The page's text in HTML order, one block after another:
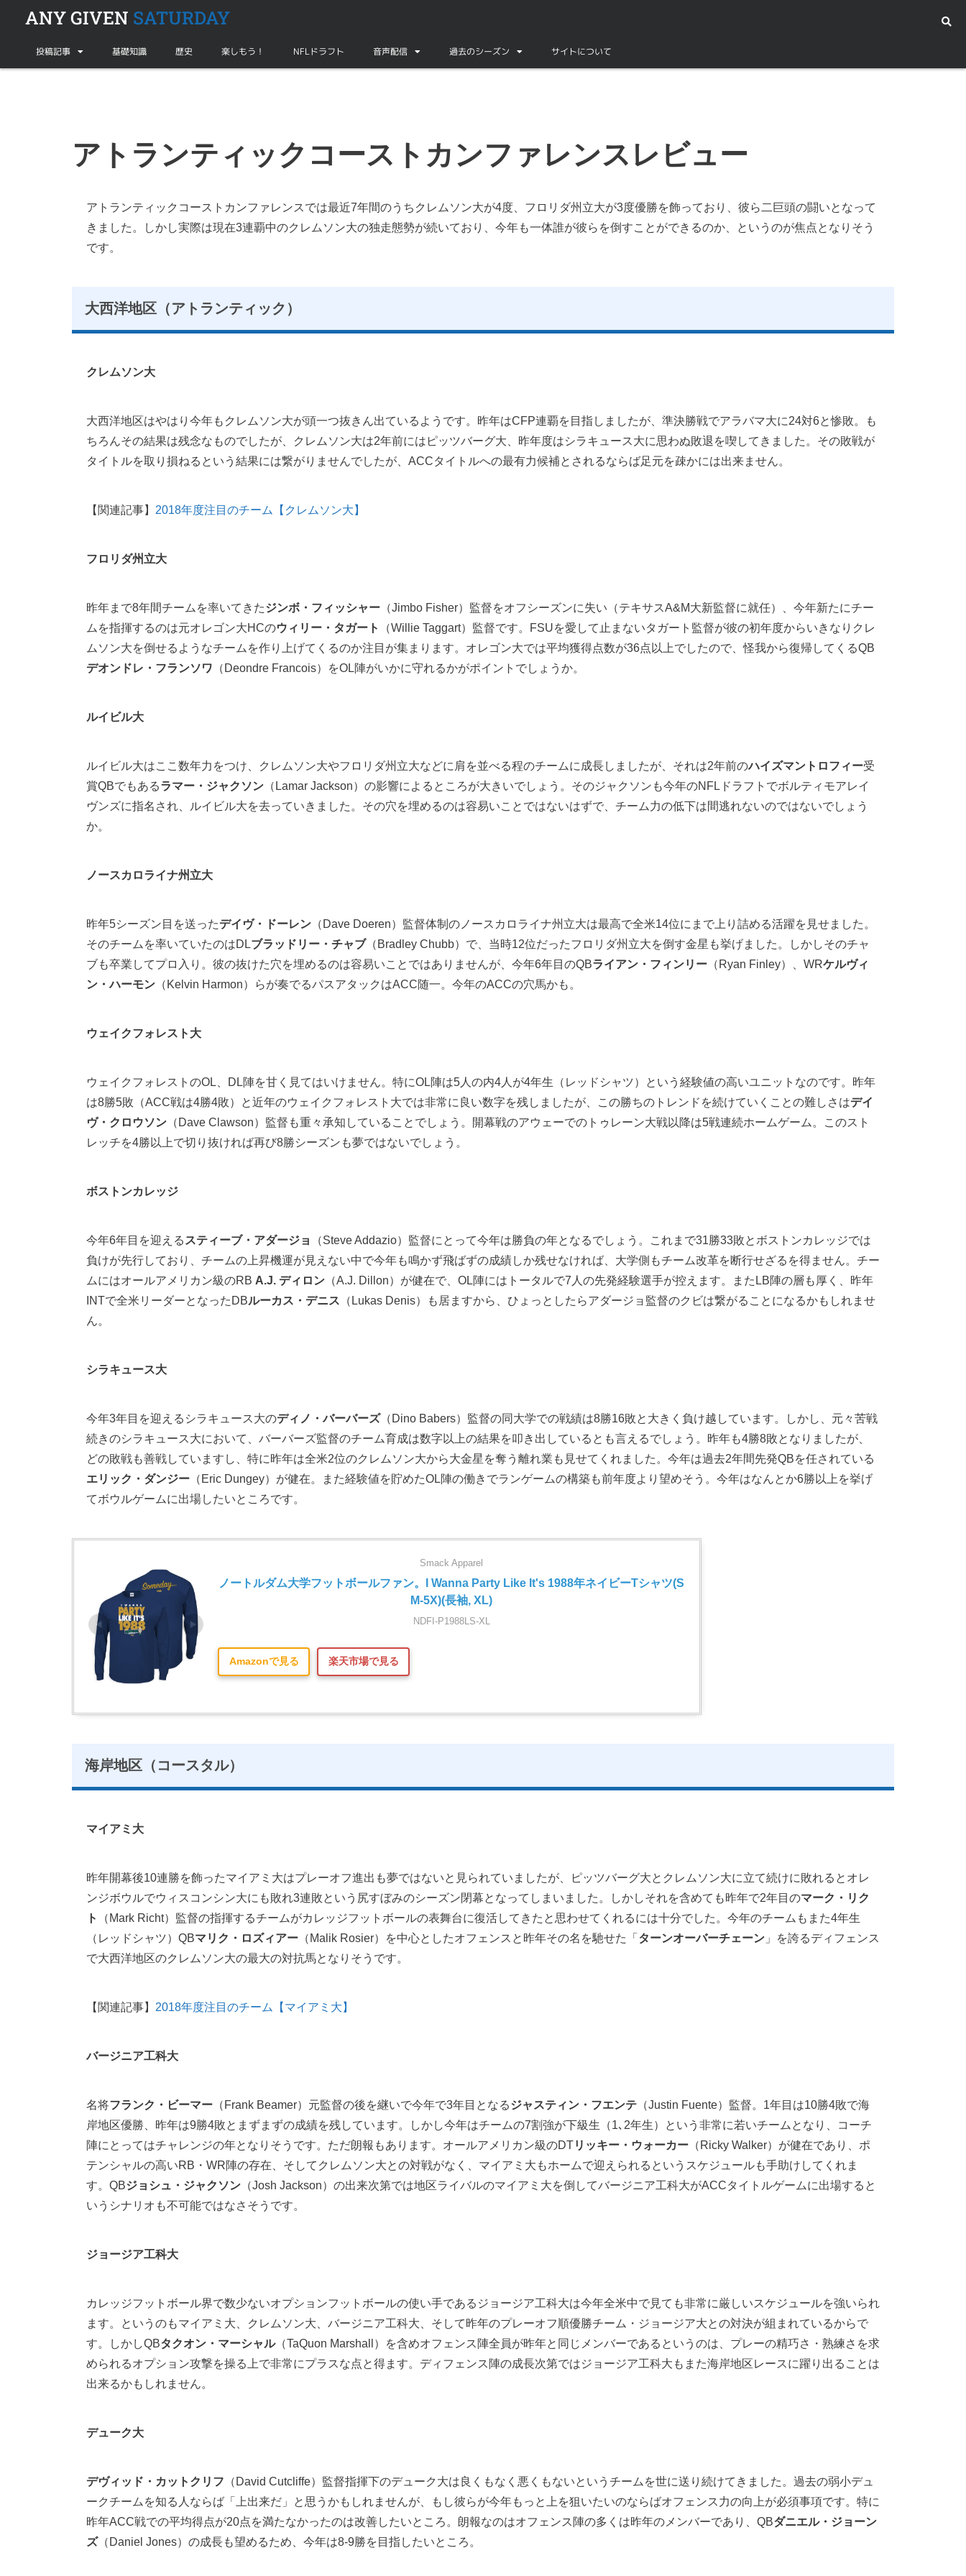
ANY GIVEN SATURDAY
投稿記事 基礎知識 歴史 楽しもう！ NFLドラフト 音声配信 過去のシーズン サイトについて
アトランティックコーストカンファレンスレビュー
アトランティックコーストカンファレンスでは最近7年間のうちクレムソン大が4度、フロリダ州立大が3度優勝を飾っており、彼ら二巨頭の闘いとなって
きました。しかし実際は現在3連覇中のクレムソン大の独走態勢が続いており、今年も一体誰が彼らを倒すことができるのか、というのが焦点となりそう
です。
大西洋地区（アトランティック）
クレムソン大
大西洋地区はやはり今年もクレムソン大が頭一つ抜きん出ているようです。昨年はCFP連覇を目指しましたが、準決勝戦でアラバマ大に24対6と惨敗。も
ちろんその結果は残念なものでしたが、クレムソン大は2年前にはピッツバーグ大、昨年度はシラキュース大に思わぬ敗退を喫してきました。その敗戦が
タイトルを取り損ねるという結果には繋がりませんでしたが、ACCタイトルへの最有力候補とされるならば足元を疎かには出来ません。
【関連記事】 2018年度注目のチーム【クレムソン大】
フロリダ州立大
昨年まで8年間チームを率いてきたジンボ・フィッシャー （Jimbo Fisher）監督をオフシーズンに失い（テキサスA&M大新監督に就任）、今年新たにチー
ムを指揮するのは元オレゴン大HCのウィリー・タガート
（Willie Taggart）監督です。FSUを愛して止まないタガート監督が彼の初年度からいきなりクレ
ムソン大を倒せるようなチームを作り上げてくるのか注目が集まります。オレゴン大では平均獲得点数が36点以上でしたので、怪我から復帰してくるQB
デオンドレ・フランソワ （Deondre Francois）をOL陣がいかに守れるかがポイントでしょうか。
ルイビル大
ルイビル大はここ数年力をつけ、クレムソン大やフロリダ州立大などに肩を並べる程のチームに成長しましたが、それは2年前のハイズマントロフィー受
賞QBでもあるラマー・ジャクソン （Lamar Jackson）の影響によるところが大きいでしょう。そのジャクソンも今年のNFLドラフトでボルティモアレイ
ヴンズに指名され、ルイビル大を去っていきました。その穴を埋めるのは容易いことではないはずで、チーム力の低下は間逃れないのではないでしょう
か。
ノースカロライナ州立大
昨年5シーズン目を送ったデイヴ・ドーレン （Dave Doeren）監督体制のノースカロライナ州立大は最高で全米14位にまで上り詰める活躍を見せました。
そのチームを率いていたのはDLブラッドリー・チャブ（Bradley Chubb）で、当時12位だったフロリダ州立大を倒す金星も挙げました。しかしそのチャ
ブも卒業してプロ入り。彼の抜けた穴を埋めるのは容易いことではありませんが、今年6年目のQBライアン・フィンリー （Ryan Finley）、WRケルヴィ
ン・ハーモン （Kelvin Harmon）らが奏でるパスアタックはACC随一。今年のACCの穴馬かも。
ウェイクフォレスト大
ウェイクフォレストのOL、DL陣を甘く見てはいけません。特にOL陣は5人の内4人が4年生（レッドシャツ）という経験値の高いユニットなのです。昨年
は8勝5敗（ACC戦は4勝4敗）と近年のウェイクフォレスト大では非常に良い数字を残しましたが、この勝ちのトレンドを続けていくことの難しさはデイ
ヴ・クロウソン （Dave Clawson）監督も重々承知していることでしょう。開幕戦のアウェーでのトゥレーン大戦以降は5戦連続ホームゲーム。このスト
レッチを4勝以上で切り抜ければ再び8勝シーズンも夢ではないでしょう。
ボストンカレッジ
今年6年目を迎える スティーブ・アダージョ
（Steve Addazio）監督にとって今年は勝負の年となるでしょう。これまで31勝33敗とボストンカレッジでは
負けが先行しており、チームの上昇機運が見えない中で今年も鳴かず飛ばずの成績しか残せなければ、大学側もチーム改革を断行せざるを得ません。チー
ムにはオールアメリカン級のRB A.J. ディロン （A.J. Dillon）が健在で、OL陣にはトータルで7人の先発経験選手が控えます。またLB陣の層も厚く、昨年
INTで全米リーダーとなったDBルーカス・デニス （Lukas Denis）も居ますから、ひょっとしたらアダージョ監督のクビは繋がることになるかもしれませ
ん。
シラキュース大
今年3年目を迎えるシラキュース大のディノ・バーバーズ（Dino Babers）監督の同大学での戦績は8勝16敗と大きく負け越しています。しかし、元々苦戦
続きのシラキュース大において、バーバーズ監督のチーム育成は数字以上の結果を叩き出しているとも言えるでしょう。昨年も4勝8敗となりましたが、
どの敗戦も善戦していますし、特に昨年は全米2位のクレムソン大から大金星を奪う離れ業も見せてくれました。今年は過去2年間先発QBを任されている
エリック・ダンジー （Eric Dungey）が健在。また経験値を貯めたOL陣の働きでランゲームの構築も前年度より望めそう。今年はなんとか6勝以上を挙げ
てボウルゲームに出場したいところです。
Smack Apparel
ノートルダム大学フットボールファン。I Wanna Party Like It's 1988年ネイビーTシャツ(S
M-5X)(長袖, XL)
NDFI-P1988LS-XL
Amazonで見る 楽天市場で見る
海岸地区（コースタル）
マイアミ大
昨年開幕後10連勝を飾ったマイアミ大はプレーオフ進出も夢ではないと見られていましたが、ピッツバーグ大とクレムソン大に立て続けに敗れるとオレ
ンジボウルでウィスコンシン大にも敗れ3連敗という尻すぼみのシーズン閉幕となってしまいました。しかしそれを含めても昨年で2年目のマーク・リク
ト
（Mark Richt）監督の指揮するチームがカレッジフットボールの表舞台に復活してきたと思わせてくれるには十分でした。今年のチームもまた4年生
（レッドシャツ）QBマリク・ロズィアー （Malik Rosier）を中心としたオフェンスと昨年その名を馳せた「 ターンオーバーチェーン 」を誇るディフェンス
で大西洋地区のクレムソン大の最大の対抗馬となりそうです。
【関連記事】 2018年度注目のチーム【マイアミ大】
バージニア工科大
名将フランク・ビーマー （Frank Beamer）元監督の後を継いで今年で3年目となるジャスティン・フエンテ （Justin Fuente）監督。1年目は10勝4敗で海
岸地区優勝、昨年は9勝4敗とまずまずの成績を残しています。しかし今年はチームの7割強が下級生（1､2年生）という非常に若いチームとなり、コーチ
陣にとってはチャレンジの年となりそうです。ただ朗報もあります。オールアメリカン級のDTリッキー・ウォーカー （Ricky Walker）が健在であり、ポ
テンシャルの高いRB・WR陣の存在、そしてクレムソン大との対戦がなく、マイアミ大もホームで迎えられるというスケジュールも手助けしてくれま
す。QBジョシュ・ジャクソン （Josh Jackson）の出来次第では地区ライバルのマイアミ大を倒してバージニア工科大がACCタイトルゲームに出場すると
いうシナリオも不可能ではなさそうです。
ジョージア工科大
カレッジフットボール界で数少ないオプションフットボールの使い手であるジョージア工科大は今年全米中で見ても非常に厳しいスケジュールを強いられ
ます。というのもマイアミ大、クレムソン大、バージニア工科大、そして昨年のプレーオフ順優勝チーム・ジョージア大との対決が組まれているからで
す。しかしQBタクオン・マーシャル（TaQuon Marshall）を含めオフェンス陣全員が昨年と同じメンバーであるというのは、プレーの精巧さ・熟練さを求
められるオプション攻撃を操る上で非常にプラスな点と得ます。ディフェンス陣の成長次第ではジョージア工科大もまた海岸地区レースに躍り出ることは
出来るかもしれません。
デューク大
デヴィッド・カットクリフ （David Cutcliffe）監督指揮下のデューク大は良くもなく悪くもないというチームを世に送り続けてきました。過去の弱小デュ
ークチームを知る人ならば「上出来だ」と思うかもしれませんが、もし彼らが今年もっと上を狙いたいのならばオフェンス力の向上が必須事項です。特に
昨年ACC戦での平均得点が20点を満たなかったのは改善したいところ。朗報なのはオフェンス陣の多くは昨年のメンバーであり、QBダニエル・ジョーン
ズ（Daniel Jones）の成長も望めるため、今年は8-9勝を目指したいところ。